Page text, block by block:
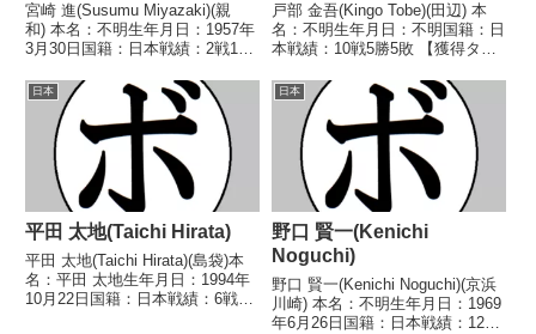
宮崎 進(Susumu Miyazaki)(親
和) 本名：不明生年月日：1957年
3月30日国籍：日本戦績：2戦1勝
歴】1975/01/10 ○4R判定 (採点
不明) 近藤 浅光
(緑)1975/04/07 ●...
戸部 金吾(Kingo Tobe)(田辺) 本
名：不明生年月日：不明国籍：日
本戦績：10戦5勝5敗 【獲得タイ
1971/12/13 ○4R判定 (採点不
明) 山不 洋幸(金
子)1972/01/16 ●1RKO 天竜 山
本...
日本
平田 太地(Taichi Hirata)
平田 太地(Taichi Hirata)(島袋)本
名：平田 太地生年月日：1994年
10月22日国籍：日本戦績：6戦4
日本
野口 賢一(Kenichi
Noguchi)
野口 賢一(Kenichi Noguchi)(京浜
川崎) 本名：不明生年月日：1969
年6月26日国籍：日本戦績：12戦